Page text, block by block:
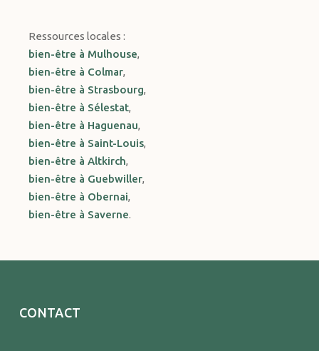
Ressources locales :
bien-être à Mulhouse,
bien-être à Colmar,
bien-être à Strasbourg,
bien-être à Sélestat,
bien-être à Haguenau,
bien-être à Saint-Louis,
bien-être à Altkirch,
bien-être à Guebwiller,
bien-être à Obernai,
bien-être à Saverne.
CONTACT